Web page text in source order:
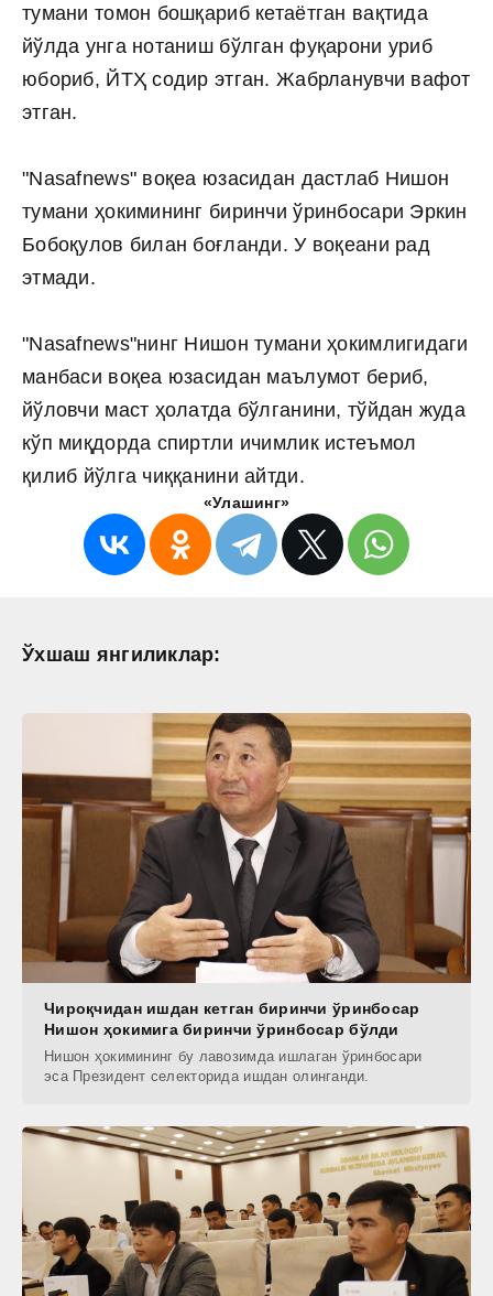
тумани томон бошқариб кетаётган вақтида
йўлда унга нотаниш бўлган фуқарони уриб
юбориб, ЙТҲ содир этган. Жабрланувчи вафот
этган.
"Nasafnews" воқеа юзасидан дастлаб Нишон
тумани ҳокимининг биринчи ўринбосари Эркин
Бобоқулов билан боғланди. У воқеани рад
этмади.
"Nasafnews"нинг Нишон тумани ҳокимлигидаги
манбаси воқеа юзасидан маълумот бериб,
йўловчи маст ҳолатда бўлганини, тўйдан жуда
кўп миқдорда спиртли ичимлик истеъмол
қилиб йўлга чиққанини айтди.
«Улашинг»
Ўхшаш янгиликлар:
Чироқчидан ишдан кетган биринчи ўринбосар
Нишон ҳокимига биринчи ўринбосар бўлди
Нишон ҳокимининг бу лавозимда ишлаган ўринбосари
эса Президент селекторида ишдан олинганди.